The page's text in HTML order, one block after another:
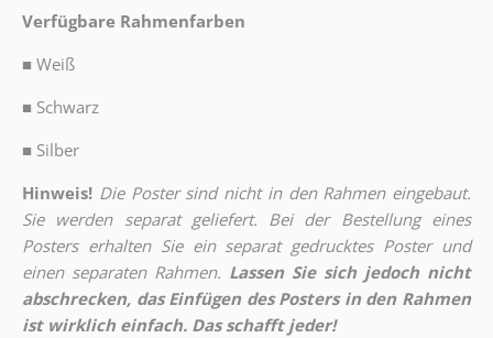
Verfügbare Rahmenfarben
■ Weiß
■ Schwarz
■ Silber
Hinweis! Die Poster sind nicht in den Rahmen eingebaut.
Sie werden separat geliefert. Bei der Bestellung eines
Posters erhalten Sie ein separat gedrucktes Poster und
einen separaten Rahmen. Lassen Sie sich jedoch nicht
abschrecken, das Einfügen des Posters in den Rahmen
ist wirklich einfach. Das schafft jeder!